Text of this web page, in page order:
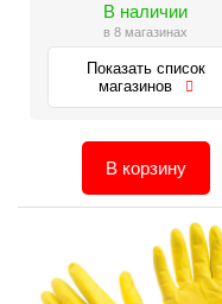
В наличии
в 8 магазинах
Показать список
магазинов
В корзину